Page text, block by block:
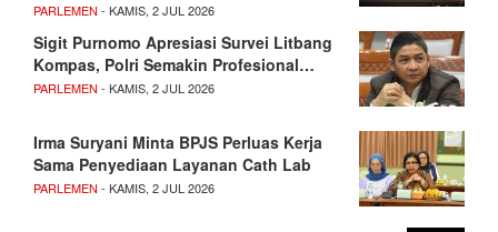
PARLEMEN - KAMIS, 2 JUL 2026
Sigit Purnomo Apresiasi Survei Litbang
Kompas, Polri Semakin Profesional…
PARLEMEN - KAMIS, 2 JUL 2026
Irma Suryani Minta BPJS Perluas Kerja
Sama Penyediaan Layanan Cath Lab
PARLEMEN - KAMIS, 2 JUL 2026